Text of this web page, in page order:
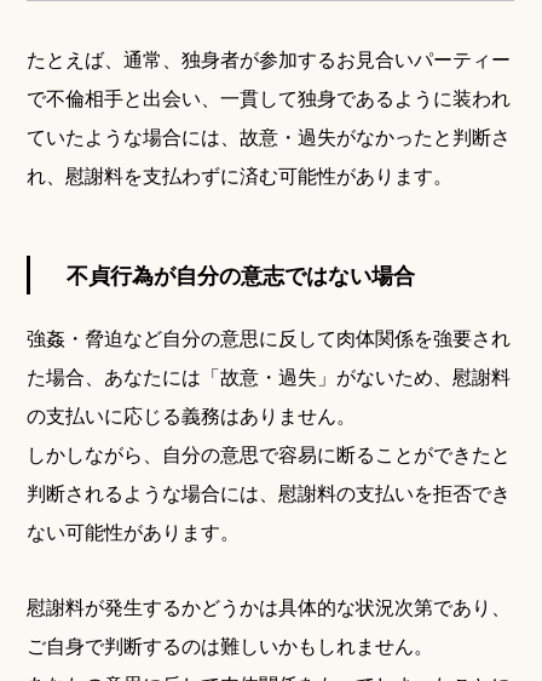
たとえば、通常、独身者が参加するお見合いパーティー
で不倫相手と出会い、一貫して独身であるように装われ
ていたような場合には、故意・過失がなかったと判断さ
れ、慰謝料を支払わずに済む可能性があります。
不貞行為が自分の意志ではない場合
強姦・脅迫など自分の意思に反して肉体関係を強要され
た場合、あなたには「故意・過失」がないため、慰謝料
の支払いに応じる義務はありません。
しかしながら、自分の意思で容易に断ることができたと
判断されるような場合には、慰謝料の支払いを拒否でき
ない可能性があります。
慰謝料が発生するかどうかは具体的な状況次第であり、
ご自身で判断するのは難しいかもしれません。